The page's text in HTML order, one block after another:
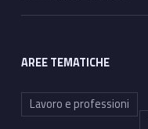
AREE TEMATICHE
Lavoro e professioni